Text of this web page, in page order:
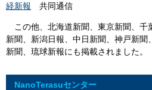
経新報 共同通信
この他、北海道新聞、東京新聞、千
新聞、新潟日報、中日新聞、神戸新聞
新聞、琉球新報にも掲載されました。
NanoTerasuセンター